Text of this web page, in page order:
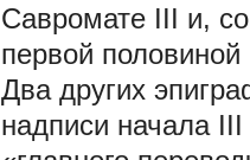
Савромате III и,
первой
Два других
надписи начала